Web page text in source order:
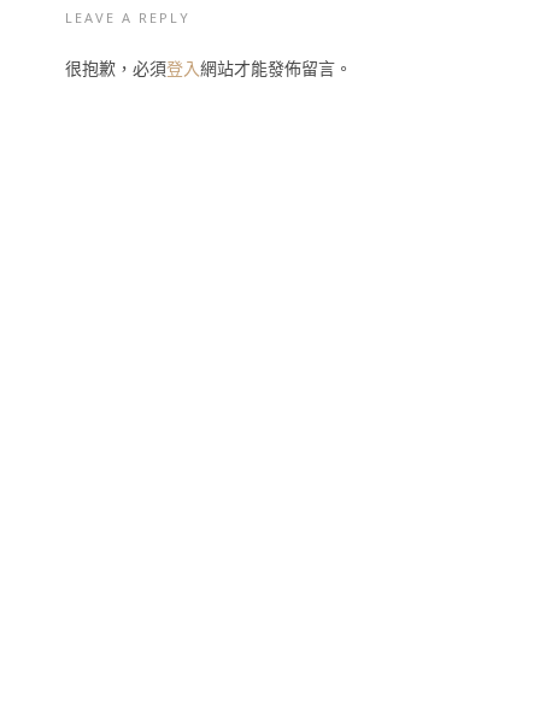
LEAVE A REPLY
很抱歉，必須登入網站才能發佈留言。